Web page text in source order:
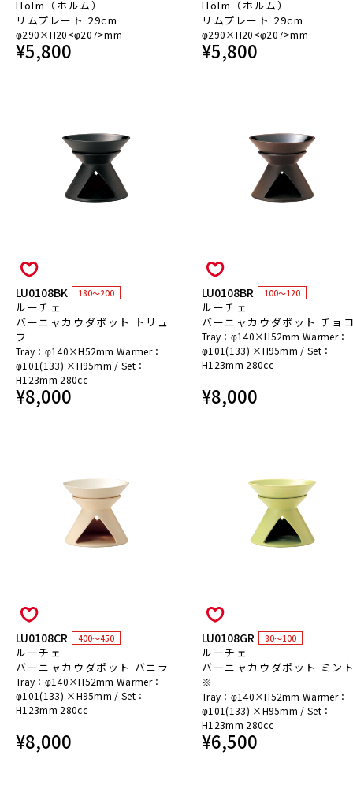
Holm（ホルム）
リムプレート 29cm
φ290×H20<φ207>mm
¥5,800
Holm（ホルム）
リムプレート 29cm
φ290×H20<φ207>mm
¥5,800
LU0108BK 180～200
ルーチェ
バーニャカウダポット トリュ
フ
Tray：φ140×H52mm Warmer：
φ101(133) ×H95mm / Set：
H123mm 280cc
¥8,000
LU0108BR 100～120
ルーチェ
バーニャカウダポット チョ
Tray：φ140×H52mm Warmer：
φ101(133) ×H95mm / Set：
H123mm 280cc
¥8,000
LU0108CR 400～450
ルーチェ
バーニャカウダポット バニラ
Tray：φ140×H52mm Warmer：
φ101(133) ×H95mm / Set：
H123mm 280cc
¥8,000
LU0108GR 80～100
ルーチェ
バーニャカウダポット ミン
※
Tray：φ140×H52mm Warmer：
φ101(133) ×H95mm / Set：
H123mm 280cc
¥6,500